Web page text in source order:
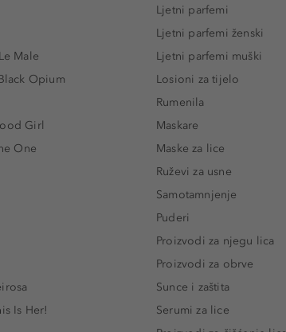
Male
Opium
Girl
One
Is Her!
Ljetni parfemi
Ljetni parfemi ženski
Ljetni parfemi muški
Losioni za tijelo
Rumenila
Maskare
Maske za lice
Ruževi za usne
Samotamnjenje
Puderi
Proizvodi za njegu lica
Proizvodi za obrve
Sunce i zaštita
Serumi za lice